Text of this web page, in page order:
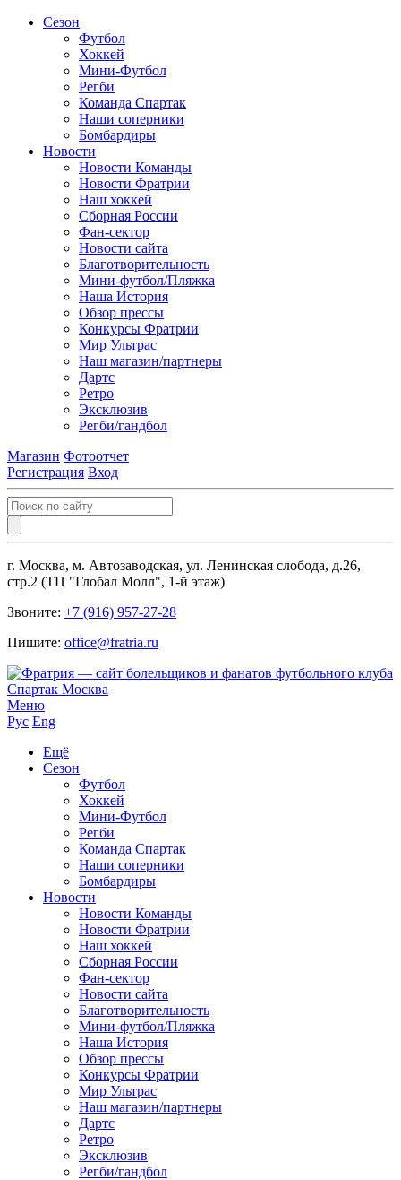
Сезон
Футбол
Хоккей
Мини-Футбол
Регби
Команда Спартак
Наши соперники
Бомбардиры
Новости
Новости Команды
Новости Фратрии
Наш хоккей
Сборная России
Фан-cектор
Новости сайта
Благотворительность
Мини-футбол/Пляжка
Наша История
Обзор прессы
Конкурсы Фратрии
Мир Ультрас
Наш магазин/партнеры
Дартс
Ретро
Эксклюзив
Регби/гандбол
Магазин Фотоотчет
Регистрация Вход
г. Москва, м. Автозаводская, ул. Ленинская слобода, д.26,
стр.2 (ТЦ "Глобал Молл", 1-й этаж)
Звоните: +7 (916) 957-27-28
Пишите: office@fratria.ru
Меню
Рус Eng
Ещё
Сезон
Футбол
Хоккей
Мини-Футбол
Регби
Команда Спартак
Наши соперники
Бомбардиры
Новости
Новости Команды
Новости Фратрии
Наш хоккей
Сборная России
Фан-cектор
Новости сайта
Благотворительность
Мини-футбол/Пляжка
Наша История
Обзор прессы
Конкурсы Фратрии
Мир Ультрас
Наш магазин/партнеры
Дартс
Ретро
Эксклюзив
Регби/гандбол